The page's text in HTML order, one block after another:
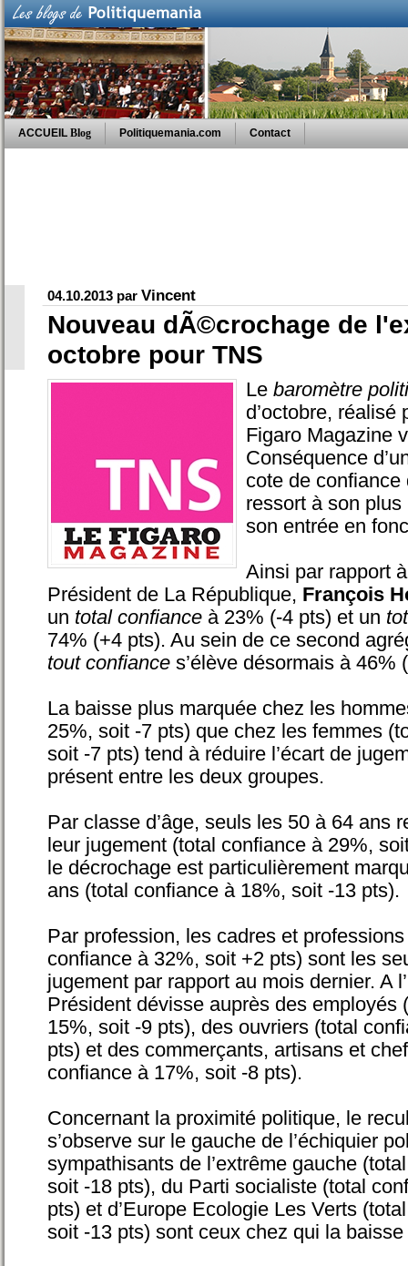
ACCUEIL Blog Politiquemania.com Contact
04.10.2013 par Vincent
Nouveau dÃ©crochage de
octobre pour TNS
Le baromètre
d’octobre, réalisé
Figaro Magazine
Conséquence
cote de confiance
ressort à son
son entrée en
Ainsi par rapport
Président de La République, François
un total confiance à 23% (-4 pts) et un
74% (+4 pts). Au sein de ce second
tout confiance s’élève désormais à 46%
La baisse plus marquée chez les
25%, soit -7 pts) que chez les femmes
soit -7 pts) tend à réduire l’écart de
présent entre les deux groupes.
Par classe d’âge, seuls les 50 à 64 ans
leur jugement (total confiance à 29%,
le décrochage est particulièrement
ans (total confiance à 18%, soit -13 pts).
Par profession, les cadres et
confiance à 32%, soit +2 pts) sont les
jugement par rapport au mois dernier. A
Président dévisse auprès des employés
15%, soit -9 pts), des ouvriers (total
pts) et des commerçants, artisans et
confiance à 17%, soit -8 pts).
Concernant la proximité politique, le
s’observe sur le gauche de l’échiquier
sympathisants de l’extrême gauche
soit -18 pts), du Parti socialiste (total
pts) et d’Europe Ecologie Les Verts
soit -13 pts) sont ceux chez qui la